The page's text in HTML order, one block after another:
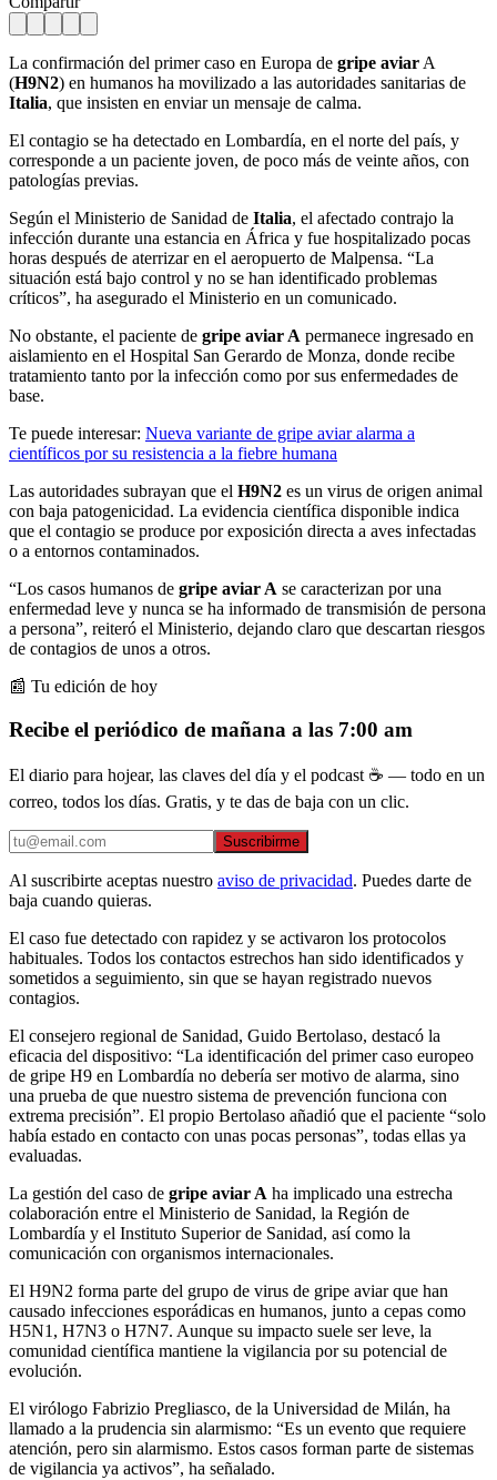
La confirmación del primer caso en Europa de gripe aviar A
(H9N2) en humanos ha movilizado a las autoridades sanitarias de
Italia, que insisten en enviar un mensaje de calma.
El contagio se ha detectado en Lombardía, en el norte del país, y
corresponde a un paciente joven, de poco más de veinte años, con
patologías previas.
Según el Ministerio de Sanidad de Italia, el afectado contrajo la
infección durante una estancia en África y fue hospitalizado pocas
horas después de aterrizar en el aeropuerto de Malpensa. “La
situación está bajo control y no se han identificado problemas
críticos”, ha asegurado el Ministerio en un comunicado.
No obstante, el paciente de gripe aviar A permanece ingresado en
aislamiento en el Hospital San Gerardo de Monza, donde recibe
tratamiento tanto por la infección como por sus enfermedades de
base.
Te puede interesar: Nueva variante de gripe aviar alarma a
científicos por su resistencia a la fiebre humana
Las autoridades subrayan que el H9N2 es un virus de origen animal
con baja patogenicidad. La evidencia científica disponible indica
que el contagio se produce por exposición directa a aves infectadas
o a entornos contaminados.
“Los casos humanos de gripe aviar A se caracterizan por una
enfermedad leve y nunca se ha informado de transmisión de persona
a persona”, reiteró el Ministerio, dejando claro que descartan riesgos
de contagios de unos a otros.
📰 Tu edición de hoy
Recibe el periódico de mañana a las 7:00 am
El diario para hojear, las claves del día y el podcast ☕ — todo en un
correo, todos los días. Gratis, y te das de baja con un clic.
Suscribirme
Al suscribirte aceptas nuestro aviso de privacidad. Puedes darte de
baja cuando quieras.
El caso fue detectado con rapidez y se activaron los protocolos
habituales. Todos los contactos estrechos han sido identificados y
sometidos a seguimiento, sin que se hayan registrado nuevos
contagios.
El consejero regional de Sanidad, Guido Bertolaso, destacó la
eficacia del dispositivo: “La identificación del primer caso europeo
de gripe H9 en Lombardía no debería ser motivo de alarma, sino
una prueba de que nuestro sistema de prevención funciona con
extrema precisión”. El propio Bertolaso añadió que el paciente “solo
había estado en contacto con unas pocas personas”, todas ellas ya
evaluadas.
La gestión del caso de gripe aviar A ha implicado una estrecha
colaboración entre el Ministerio de Sanidad, la Región de
Lombardía y el Instituto Superior de Sanidad, así como la
comunicación con organismos internacionales.
El H9N2 forma parte del grupo de virus de gripe aviar que han
causado infecciones esporádicas en humanos, junto a cepas como
H5N1, H7N3 o H7N7. Aunque su impacto suele ser leve, la
comunidad científica mantiene la vigilancia por su potencial de
evolución.
El virólogo Fabrizio Pregliasco, de la Universidad de Milán, ha
llamado a la prudencia sin alarmismo: “Es un evento que requiere
atención, pero sin alarmismo. Estos casos forman parte de sistemas
de vigilancia ya activos”, ha señalado.